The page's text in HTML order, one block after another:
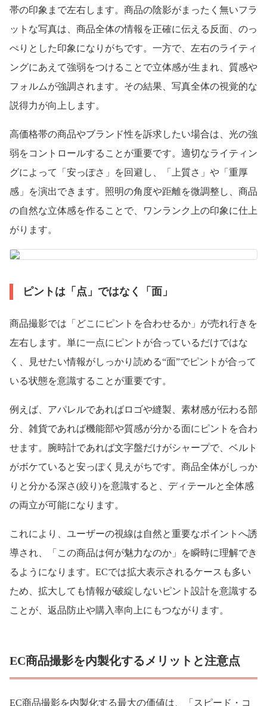
帯の印象まで左右します。商品の陰影がまったく無いフラ
ットな写真は、商品全体の情報を正確に伝える反面、のっ
ぺりとした印象になりがちです。一方で、左右のライティ
ングにあえて強弱をつけることで立体感が生まれ、質感や
フォルムが強調されます。その結果、写真全体の視覚的な
説得力が向上します。
高価格帯の商品やブランド性を訴求したい場合は、光の強
弱をコントロールすることが重要です。適切なライティン
グによって「安っぽさ」を回避し、「上質さ」や「重厚
感」を演出できます。照明の角度や距離を微調整し、商品
の自然な立体感を作ることで、ワンランク上の印象に仕上
がります。
ピントは「点」ではなく「面」
商品撮影では「どこにピントを合わせるか」が売れ行きを
左右します。単に一点にピントが合っているだけではな
く、見せたい情報がしっかり読める“面”でピントが合って
いる状態を意識することが重要です。
例えば、アパレルであればロゴや縫製、素材感が伝わる部
分、雑貨であれば機能部や質感が分かる面にピントを合わ
せます。腕時計であれば文字盤だけがシャープで、ベルト
がボケていると安っぽく見えがちです。商品全体がしっか
りと分かる深さ(絞り)を意識すると、ディテールと全体感
の両立が可能になります。
これにより、ユーザーの視線は自然と重要なポイントへ誘
導され、「この商品は何が魅力なのか」を瞬時に理解でき
るようになります。ECでは拡大表示されるケースも多い
ため、拡大しても情報が破綻しないピント設計を意識する
ことが、返品防止や購入率向上にもつながります。
EC商品撮影を内製化するメリットと注意点
EC商品撮影を内製化する最大の価値は、「スピード・コ